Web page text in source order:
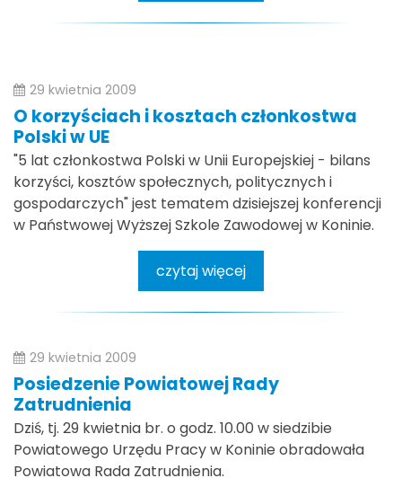
29 kwietnia 2009
O korzyściach i kosztach członkostwa
Polski w UE
"5 lat członkostwa Polski w Unii Europejskiej - bilans
korzyści, kosztów społecznych, politycznych i
gospodarczych" jest tematem dzisiejszej konferencji
w Państwowej Wyższej Szkole Zawodowej w Koninie.
czytaj więcej
29 kwietnia 2009
Posiedzenie Powiatowej Rady
Zatrudnienia
Dziś, tj. 29 kwietnia br. o godz. 10.00 w siedzibie
Powiatowego Urzędu Pracy w Koninie obradowała
Powiatowa Rada Zatrudnienia.